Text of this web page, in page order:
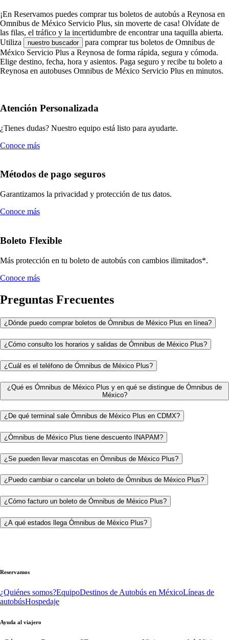
¡En Reservamos puedes comprar tus boletos de autobús a Reynosa en
Omnibus de México Servicio Plus, sin moverte de casa! Olvídate de
las filas, el tráfico y la incertidumbre de encontrar una taquilla abierta.
Utiliza
nuestro buscador
para comprar tus boletos de Omnibus de
México Servicio Plus a Reynosa de forma rápida, segura y cómoda.
Elige destino, fecha, hora y asientos. Paga seguro y recibe tu boleto a
Reynosa en autobuses Omnibus de México Servicio Plus en minutos.
Atención Personalizada
¿Tienes dudas? Nuestro equipo está listo para ayudarte.
Conoce más
Métodos de pago seguros
Garantizamos la privacidad y protección de tus datos.
Conoce más
Boleto Flexible
Más protección en tu boleto de autobús con cambios ilimitados*.
Conoce más
Preguntas Frecuentes
¿Dónde puedo comprar boletos de Ómnibus de México Plus en línea?
¿Cómo consulto los horarios y salidas de Ómnibus de México Plus?
¿Cuál es el teléfono de Ómnibus de México Plus?
¿Qué es Ómnibus de México Plus y en qué se distingue de Ómnibus de
México?
¿De qué terminal sale Ómnibus de México Plus en CDMX?
¿Ómnibus de México Plus tiene descuento INAPAM?
¿Se pueden llevar mascotas en Ómnibus de México Plus?
¿Puedo cambiar o cancelar un boleto de Ómnibus de México Plus?
¿Cómo facturo un boleto de Ómnibus de México Plus?
¿A qué estados llega Ómnibus de México Plus?
Reservamos
¿Quiénes somos?EquipoDestinos de Autobús en MéxicoLíneas de
autobúsHospedaje
Ayuda al viajero